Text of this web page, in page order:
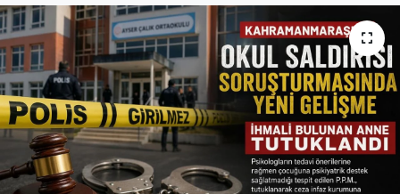
Dünya
İlçeler
MAGAZİN
Bilim, Teknoloji